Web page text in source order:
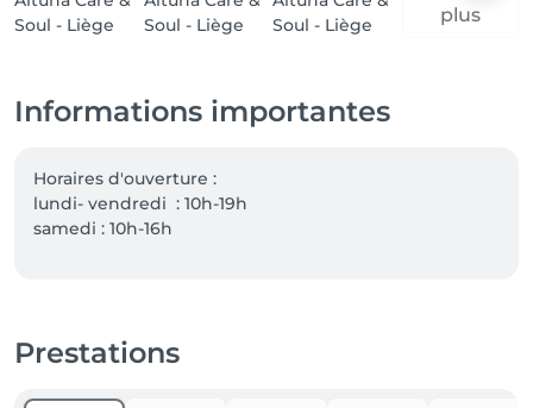
plus
Informations importantes
Horaires d'ouverture :
lundi- vendredi  : 10h-19h
samedi : 10h-16h
Prestations